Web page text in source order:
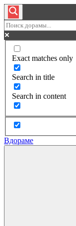
Exact matches only
Search in title
Search in content
Вдораме